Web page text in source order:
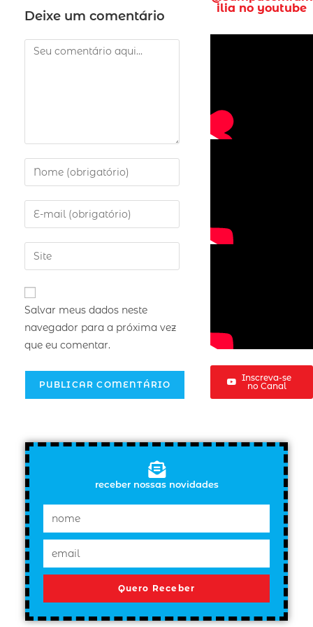
Deixe um comentário
Salvar meus dados neste
navegador para a próxima vez
que eu comentar.
ilia no youtube
Inscreva-se
no Canal
receber nossas novidades
Quero Receber